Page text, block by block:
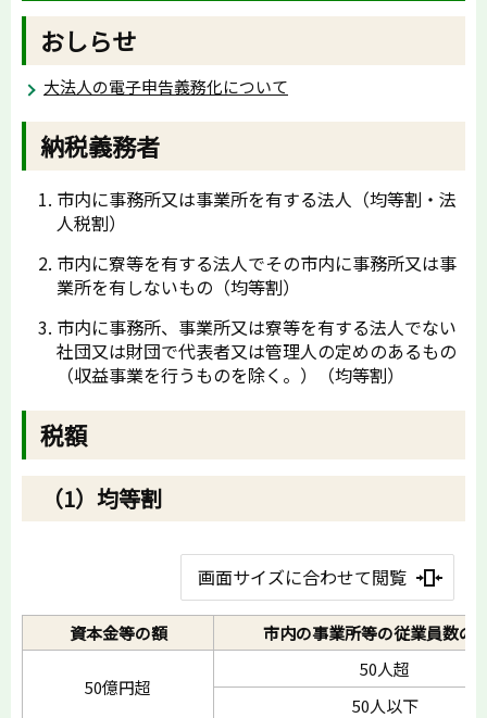
おしらせ
大法人の電子申告義務化について
納税義務者
市内に事務所又は事業所を有する法人（均等割・法
人税割）
市内に寮等を有する法人でその市内に事務所又は事
業所を有しないもの（均等割）
市内に事務所、事業所又は寮等を有する法人でない
社団又は財団で代表者又は管理人の定めのあるもの
（収益事業を行うものを除く。）（均等割）
税額
（1）均等割
画面サイズに合わせて閲覧
資本金等の額 市内の事業所等の従業員数の
50億円超
50人超
50人以下